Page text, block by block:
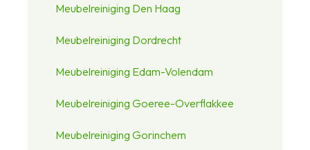
Meubelreiniging Den Haag
Meubelreiniging Dordrecht
Meubelreiniging Edam-Volendam
Meubelreiniging Goeree-Overflakkee
Meubelreiniging Gorinchem